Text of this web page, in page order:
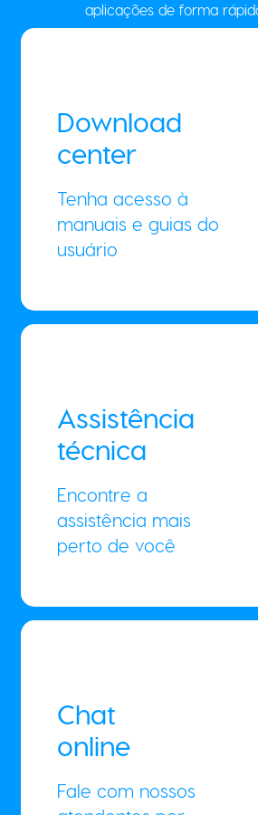
aplicações de forma
Download
center
Tenha acesso à
manuais e guias do
usuário
Assistência
técnica
Encontre a
assistência mais
perto de você
Chat
online
Fale com nossos